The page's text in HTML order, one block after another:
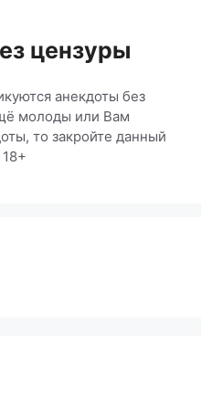
цензуры
анекдоты без
молоды или Вам
то закройте данный
18+